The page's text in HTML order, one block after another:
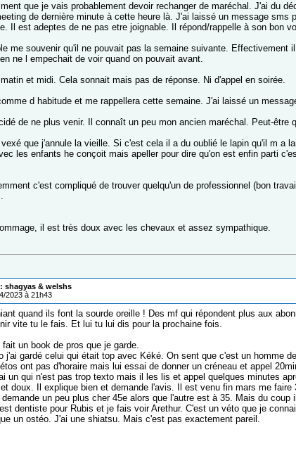
que je vais probablement devoir rechanger de maréchal. J'ai du
de dernière minute à cette heure là. J'ai laissé un message sms
Il est adeptes de ne pas etre joignable. Il répond/rappelle à son bon
me souvenir qu'il ne pouvait pas la semaine suivante. Effectivement
ne l empechait de voir quand on pouvait avant.
et midi. Cela sonnait mais pas de réponse. Ni d'appel en soirée.
d habitude et me rappellera cette semaine. J'ai laissé un
de ne plus venir. Il connaît un peu mon ancien maréchal. Peut-être
que j'annule la vieille. Si c'est cela il a du oublié le lapin qu'il m a
les enfants he conçoit mais apeller pour dire qu'on est enfin parti
c'est compliqué de trouver quelqu'un de professionnel (bon
il est très doux avec les chevaux et assez sympathique.
shagyas & welshs
2023 à 21h43
quand ils font la sourde oreille ! Des mf qui répondent plus aux
vite tu le fais. Et lui tu lui dis pour la prochaine fois.
un book de pros que je garde.
j'ai gardé celui qui était top avec Kéké. On sent que c'est un homme
ont pas d'horaire mais lui essai de donner un créneau et appel
un qui n'est pas trop texto mais il les lis et appel quelques minutes
doux. Il explique bien et demande l'avis. Il est venu fin mars me faire
un peu plus cher 45e alors que l'autre est à 35. Mais du coup
dentiste pour Rubis et je fais voir Arethur. C'est un véto que je
un ostéo. J'ai une shiatsu. Mais c'est pas exactement pareil.